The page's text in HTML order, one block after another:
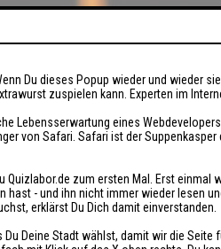
Du dieses Popup wieder und wieder
zuspielen kann. Experten im
Lebensserwartung eines
von Safari. Safari ist der Suppenkasper
Quizlabor.de zum ersten Mal. Erst
hast - und ihn nicht immer wieder lesen
erklärst Du Dich damit einverstanden.
Du Deine Stadt wählst, damit wir die